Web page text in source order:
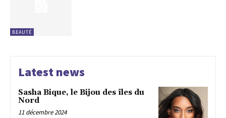
BEAUTÉ
Latest news
Sasha Bique, le Bijou des îles du
Nord
11 décembre 2024